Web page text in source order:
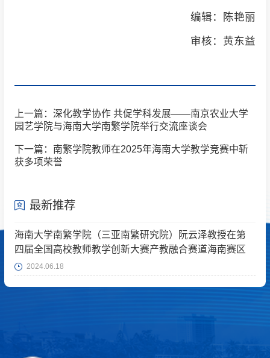
编辑：陈艳丽
审核：黄东益
上一篇：深化教学协作 共促学科发展——南京农业大学
园艺学院与海南大学南繁学院举行交流座谈会
下一篇：南繁学院教师在2025年海南大学教学竞赛中斩
获多项荣誉
最新推荐
海南大学南繁学院（三亚南繁研究院）阮云泽教授在第
四届全国高校教师教学创新大赛产教融合赛道海南赛区
斩获佳绩
2024.06.18